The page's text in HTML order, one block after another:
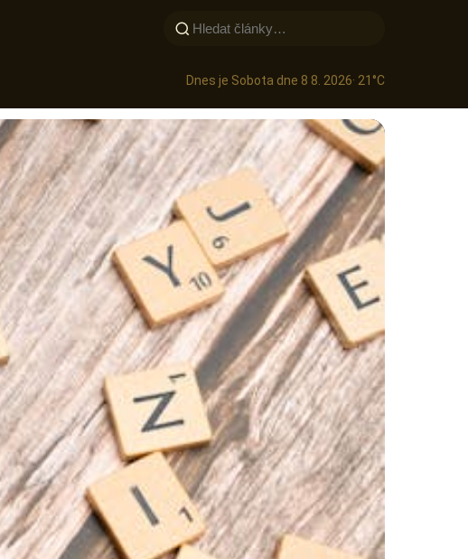
Dnes je Sobota dne 8 8. 2026· 21°C